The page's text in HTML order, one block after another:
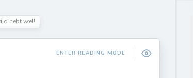
hebt wel!
ENTER READING MODE